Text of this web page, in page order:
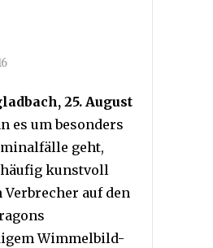
25. August
es um besonders
geht,
kunstvoll
auf den
Wimmelbild-